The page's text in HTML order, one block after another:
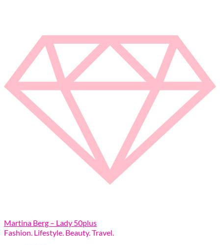
Martina Berg – Lady 50plus
Fashion. Lifestyle. Beauty. Travel.